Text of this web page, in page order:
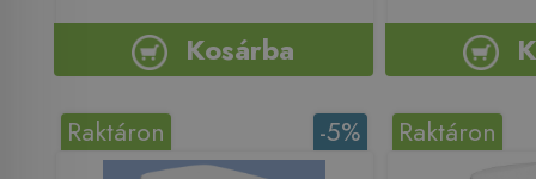
Kosárba
-5%
Raktáron Raktáron